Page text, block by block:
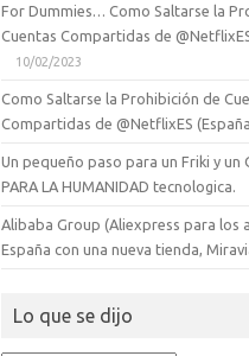
For Dummies… Como Saltarse la
Cuentas Compartidas de
10/02/2023
Como Saltarse la Prohibición de
Compartidas de @NetflixES
Un pequeño paso para un Friki y un
PARA LA HUMANIDAD tecnologica.
Alibaba Group (Aliexpress para los
España con una nueva tienda,
Lo que se dijo